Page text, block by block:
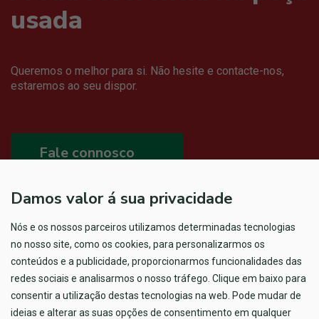
usada
Queremos o melhor para si. Não hesite e contacte-nos,
estaremos ao seu dispor.
Fale connosco
Damos valor á sua privacidade
Nós e os nossos parceiros utilizamos determinadas tecnologias
no nosso site, como os cookies, para personalizarmos os
conteúdos e a publicidade, proporcionarmos funcionalidades das
redes sociais e analisarmos o nosso tráfego. Clique em baixo para
consentir a utilização destas tecnologias na web. Pode mudar de
ideias e alterar as suas opções de consentimento em qualquer